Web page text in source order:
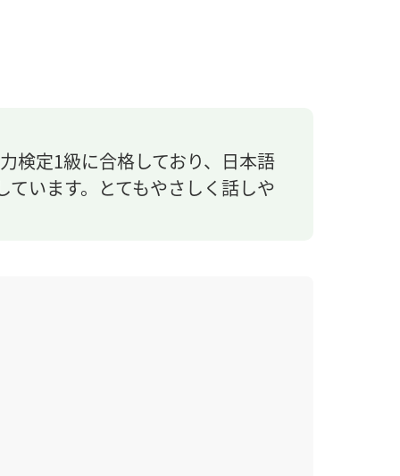
検定1級に合格しており、日本語
います。とてもやさしく話しや